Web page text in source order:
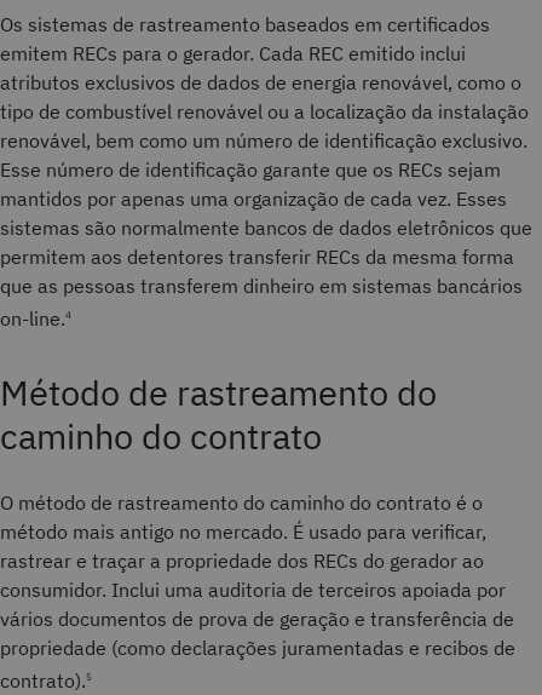
Os sistemas de rastreamento baseados em certificados
emitem RECs para o gerador. Cada REC emitido inclui
atributos exclusivos de dados de energia renovável, como o
tipo de combustível renovável ou a localização da instalação
renovável, bem como um número de identificação exclusivo.
Esse número de identificação garante que os RECs sejam
mantidos por apenas uma organização de cada vez. Esses
sistemas são normalmente bancos de dados eletrônicos que
permitem aos detentores transferir RECs da mesma forma
que as pessoas transferem dinheiro em sistemas bancários
on-line.4
Método de rastreamento do
caminho do contrato
O método de rastreamento do caminho do contrato é o
método mais antigo no mercado. É usado para verificar,
rastrear e traçar a propriedade dos RECs do gerador ao
consumidor. Inclui uma auditoria de terceiros apoiada por
vários documentos de prova de geração e transferência de
propriedade (como declarações juramentadas e recibos de
contrato). 5